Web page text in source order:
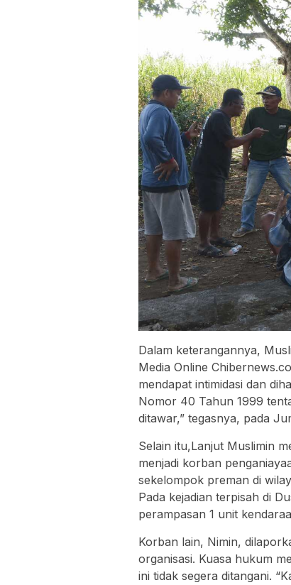
Dalam keterangannya,
Media Online
mendapat intimidasi dan
Nomor 40 Tahun 1999
ditawar,” tegasnya, pada
Selain itu,Lanjut Muslimin
menjadi korban
sekelompok preman di
Pada kejadian terpisah di
perampasan 1 unit
Korban lain, Nimin,
organisasi. Kuasa hukum
ini tidak segera ditangani.